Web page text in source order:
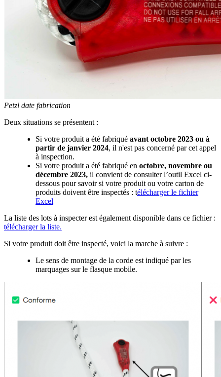
Petzl date fabrication
Deux situations se présentent :
Si votre produit a été fabriqué avant octobre 2023 ou à
partir de janvier 2024, il n'est pas concerné par cet appel
à inspection.
Si votre produit a été fabriqué en octobre, novembre ou
décembre 2023, il convient de consulter l’outil Excel ci-
dessous pour savoir si votre produit ou votre carton de
produits doivent être inspectés : télécharger le fichier
Excel
La liste des lots à inspecter est également disponible dans ce fichier :
télécharger la liste.
Si votre produit doit être inspecté, voici la marche à suivre :
Le sens de montage de la corde est indiqué par les
marquages sur le flasque mobile.